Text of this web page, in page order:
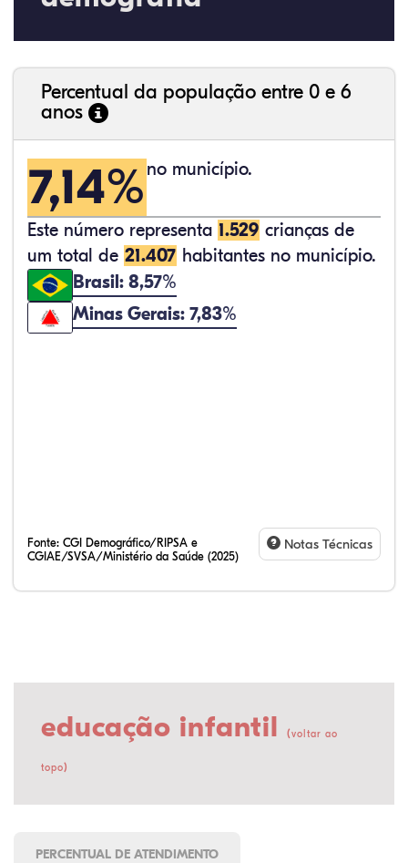
Percentual da população entre 0 e 6
anos
7,14% no município.
Este número representa 1.529 crianças de
um total de 21.407 habitantes no município.
Brasil: 8,57%
Minas Gerais: 7,83%
Fonte: CGI Demográfico/RIPSA e
CGIAE/SVSA/Ministério da Saúde (2025)
Notas Técnicas
educação infantil (voltar ao
topo)
PERCENTUAL DE ATENDIMENTO